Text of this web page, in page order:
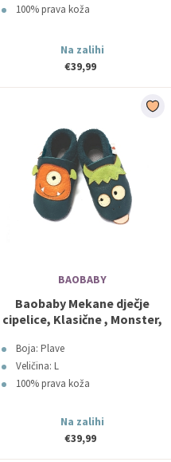
100% prava koža
Na zalihi
€39,99
BAOBABY
Baobaby Mekane dječje
cipelice, Klasične , Monster,
Boja: Plave
Veličina: L
100% prava koža
Na zalihi
€39,99